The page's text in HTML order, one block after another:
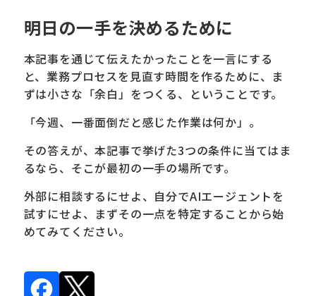
明日の一手を決めるために
本記事を通じて伝えたかったことを一言にする
と、業務プロセスを見直す時間を作るために、ま
ずは小さな「余白」をつくる、ということです。
「今週、一番面倒だと感じた作業は何か」。
その答えが、本記事で挙げた3つの条件に当てはま
るなら、そこが最初の一手の場所です。
外部に相談するにせよ、自分でAIエージェントを
試すにせよ、まずその一点を特定することから始
めてみてください。